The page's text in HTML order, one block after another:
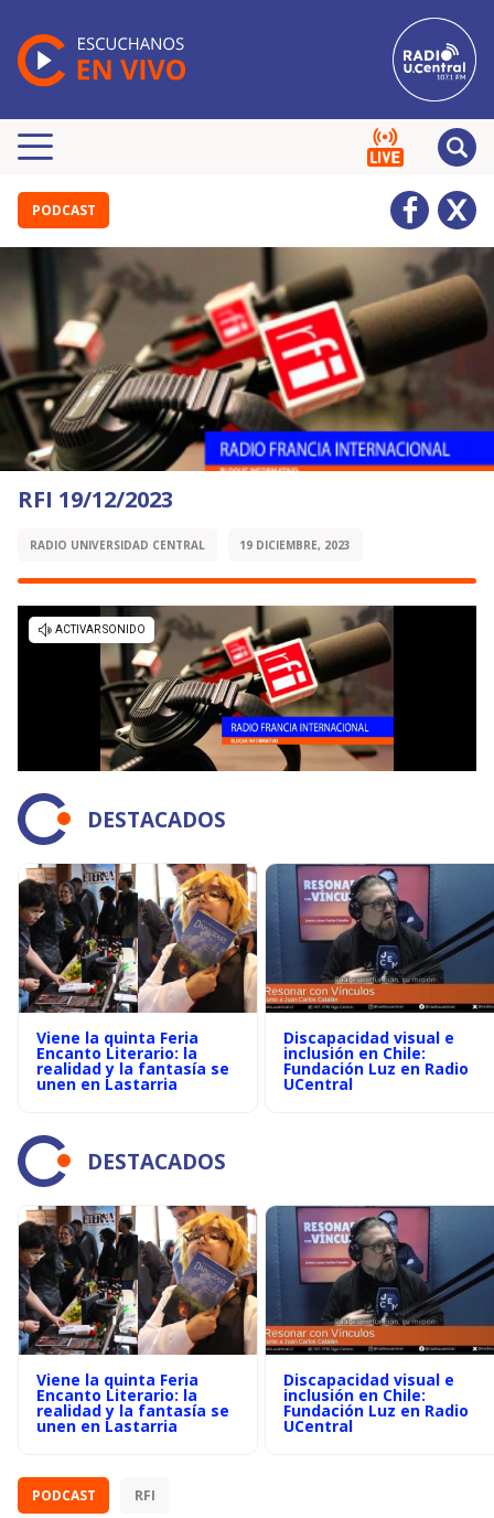
PODCAST
RFI 19/12/2023
RADIO UNIVERSIDAD CENTRAL 19 DICIEMBRE, 2023
DESTACADOS
Viene la quinta Feria
Encanto Literario: la
realidad y la fantasía se
unen en Lastarria
Discapacidad visual e
inclusión en Chile:
Fundación Luz en Radio
UCentral
DESTACADOS
Viene la quinta Feria
Encanto Literario: la
realidad y la fantasía se
unen en Lastarria
Discapacidad visual e
inclusión en Chile:
Fundación Luz en Radio
UCentral
PODCAST RFI